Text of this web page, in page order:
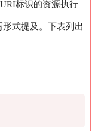
标识的资源执行
式提及。下表列出